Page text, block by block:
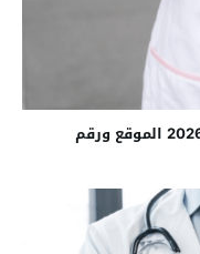
افضل دكتور شفط دهون في الرياض 2026 الموقع ورقم